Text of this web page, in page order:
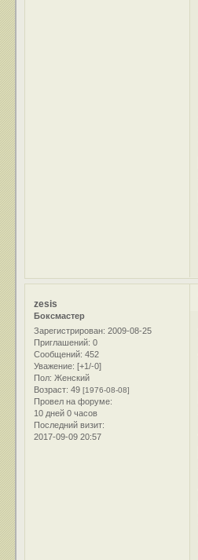
zesis
Боксмастер
Зарегистрирован: 2009-08-25
Приглашений: 0
Сообщений: 452
Уважение: [+1/-0]
Пол: Женский
Возраст: 49[1976-08-08]
Провел на форуме:
10 дней 0 часов
Последний визит:
2017-09-09 20:57